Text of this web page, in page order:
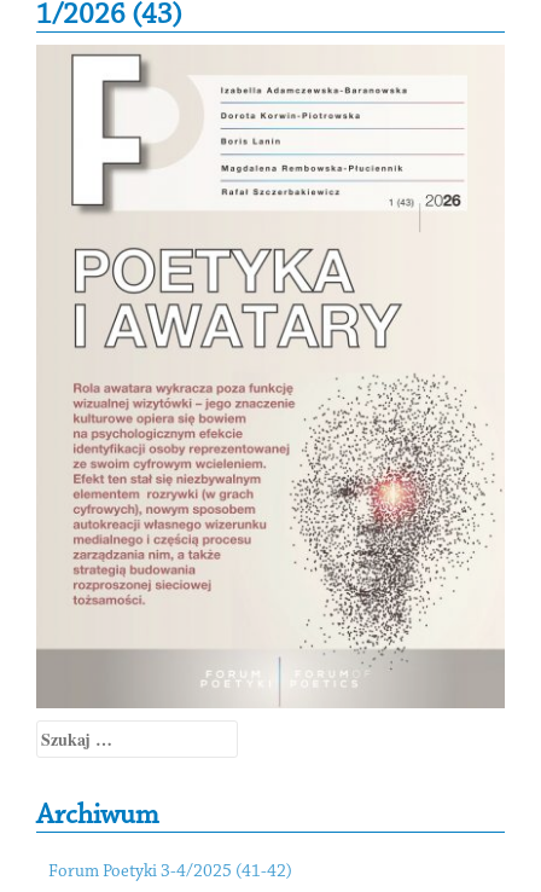
1/2026 (43)
Szukaj:
Archiwum
Forum Poetyki 3-4/2025 (41-42)